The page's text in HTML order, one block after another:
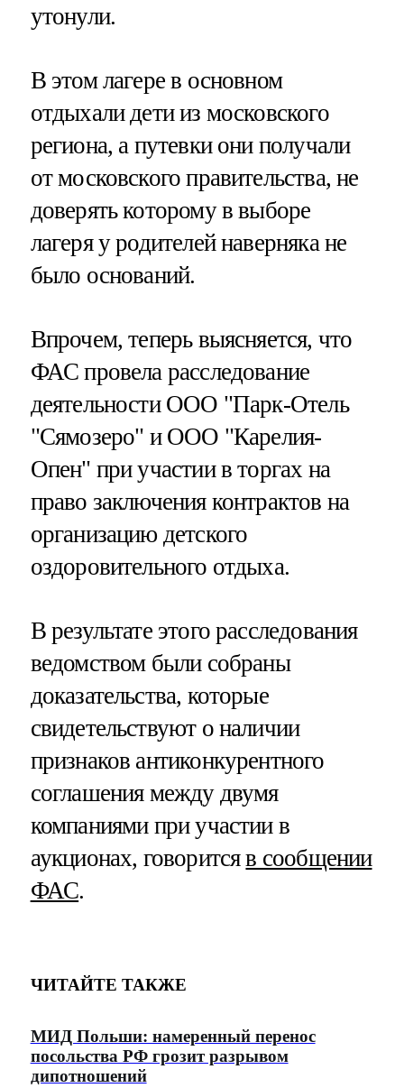
утонули.
В этом лагере в основном
отдыхали дети из московского
региона, а путевки они получали
от московского правительства, не
доверять которому в выборе
лагеря у родителей наверняка не
было оснований.
Впрочем, теперь выясняется, что
ФАС провела расследование
деятельности ООО "Парк-Отель
"Сямозеро" и ООО "Карелия-
Опен" при участии в торгах на
право заключения контрактов на
организацию детского
оздоровительного отдыха.
В результате этого расследования
ведомством были собраны
доказательства, которые
свидетельствуют о наличии
признаков антиконкурентного
соглашения между двумя
компаниями при участии в
аукционах, говоритсяв сообщении
ФАС.
ЧИТАЙТЕ ТАКЖЕ
МИД Польши: намеренный перенос
посольства РФ грозит разрывом
дипотношений